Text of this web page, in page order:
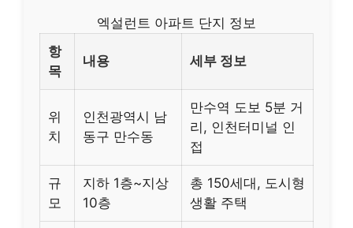
엑설런트 아파트 단지 정보
항
목
내용 세부 정보
위
치
인천광역시 남
동구 만수동
만수역 도보 5분 거
리, 인천터미널 인
접
규
모
지하 1층~지상
10층
총 150세대, 도시형
생활 주택